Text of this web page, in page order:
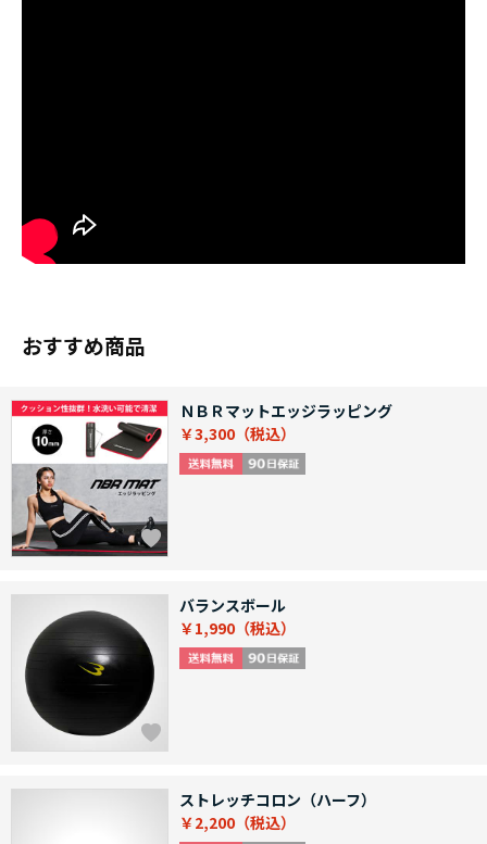
おすすめ商品
ＮＢＲマットエッジラッピング
￥3,300
バランスボール
￥1,990
ストレッチコロン（ハーフ）
￥2,200